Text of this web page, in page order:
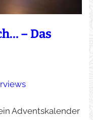
– Das
Adventskalender